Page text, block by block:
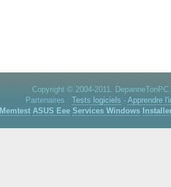
Copyright © 2004-2011.
Partenaires : Tests logiciels - Apprendre
Memtest ASUS Eee Services Windows